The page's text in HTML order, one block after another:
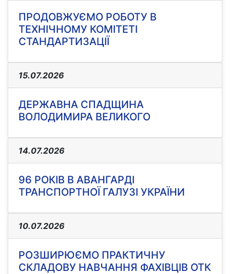
ПРОДОВЖУЄМО РОБОТУ В
ТЕХНІЧНОМУ КОМІТЕТІ
СТАНДАРТИЗАЦІЇ
15.07.2026
ДЕРЖАВНА СПАДЩИНА
ВОЛОДИМИРА ВЕЛИКОГО
14.07.2026
96 РОКІВ В АВАНГАРДІ
ТРАНСПОРТНОЇ ГАЛУЗІ УКРАЇНИ
10.07.2026
РОЗШИРЮЄМО ПРАКТИЧНУ
СКЛАДОВУ НАВЧАННЯ ФАХІВЦІВ ОТК